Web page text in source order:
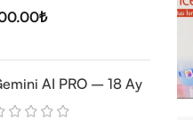
₺
AI PRO – 18 Ay